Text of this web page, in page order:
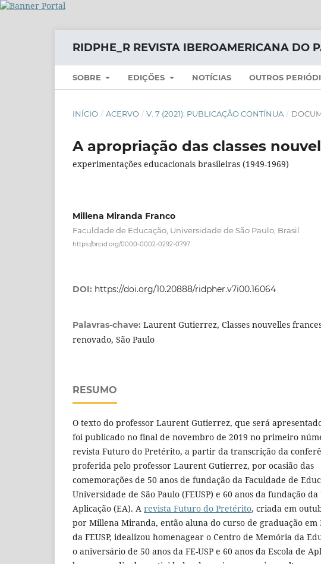
RIDPHE_R REVISTA IBEROAMERICANA DO
SOBRE EDIÇÕES NOTÍCIAS OUTROS
INÍCIO / ACERVO / V. 7 (2021): PUBLICAÇÃO CONTÍNUA /
A apropriação das classes
experimentações educacionais brasileiras (1949-1969)
Millena Miranda Franco
Faculdade de Educação, Universidade de São Paulo, Brasil
https://orcid.org/0000-0002-0292-0797
DOI: https://doi.org/10.20888/ridpher.v7i00.16064
Palavras-chave: Laurent Gutierrez, Classes nouvelles
renovado, São Paulo
RESUMO
O texto do professor Laurent Gutierrez, que será
foi publicado no final de novembro de 2019 no primeiro
revista Futuro do Pretérito, a partir da transcrição da
proferida pelo professor Laurent Gutierrez, por ocasião das
comemorações de 50 anos de fundação da Faculdade de
Universidade de São Paulo (FEUSP) e 60 anos da fundação da
Aplicação (EA). A revista Futuro do Pretérito, criada em
por Millena Miranda, então aluna do curso de graduação em
da FEUSP, idealizou homenagear o Centro de Memória da
o aniversário de 50 anos da FE-USP e 60 anos da Escola de